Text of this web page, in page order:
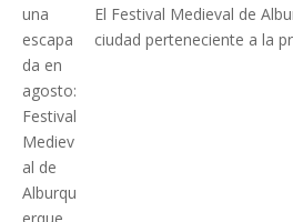
El Festival Medieval de
ciudad perteneciente a la